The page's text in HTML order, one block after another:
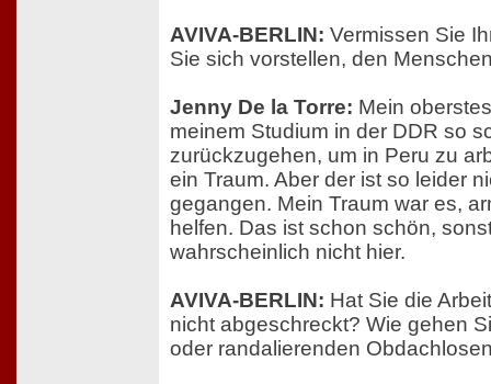
AVIVA-BERLIN: Vermissen Sie
Sie sich vorstellen, den
Jenny De la Torre: Mein
meinem Studium in der DDR so
zurückzugehen, um in Peru zu
ein Traum. Aber der ist so leider
gegangen. Mein Traum war es,
helfen. Das ist schon schön,
wahrscheinlich nicht hier.
AVIVA-BERLIN: Hat Sie die
nicht abgeschreckt? Wie gehen
oder randalierenden